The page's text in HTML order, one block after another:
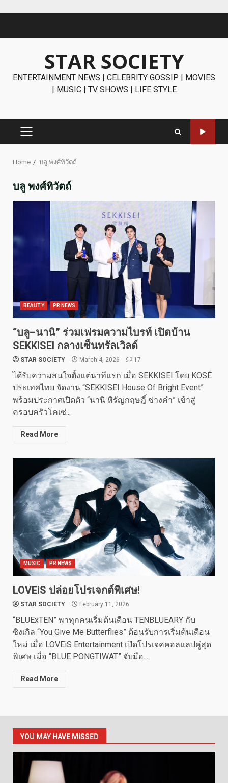
STAR SOCIETY
ENTERTAINMENT NEWS | CELEBRITY GOSSIP | MOVIES
| MUSIC | TV SHOWS | LIFE STYLE
PRIMARY
Home บลู พงศ์ทิวัตถ์
บลู พงศ์ทิวัตถ์
BEAUTY PR NEWS
“บลู–นานิ” ร่วมเฟรมความไบรท์ เปิดบ้าน
SEKKISEI กลางเซ็นทรัลเวิลด์
STAR SOCIETY March 4, 2026 17
ได้รับความสนใจตั้งแต่นาทีแรก เมื่อ SEKKISEI โดย KOSÉ
ประเทศไทย จัดงาน “SEKKISEI House Of Bright Event”
พร้อมประกาศเปิดตัว “นานิ หิรัญกฤษฎิ์ ช่างคำ” เข้าสู่
ครอบครัวโคเซ่...
Read More
MUSIC PR NEWS
LOVEiS ปล่อยโปรเจกต์พิเศษ!
STAR SOCIETY February 11, 2026
“BLUExTEN” พาทุกคนเริ่มต้นเดือน TENBLUEARY กับ
ซิงเกิล “You Give Me Butterflies” ต้อนรับการเริ่มต้นเดือน
ใหม่ เมื่อ LOVEiS Entertainment เปิดโปรเจคคอลแลปคู่สุด
พิเศษ เมื่อ “BLUE PONGTIWAT” จับมือ...
Read More
YOU MAY HAVE MISSED